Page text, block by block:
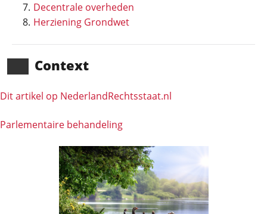
Decentrale overheden
Herziening Grondwet
Context
Dit artikel op NederlandRechts­staat.nl
Parlementaire behandeling